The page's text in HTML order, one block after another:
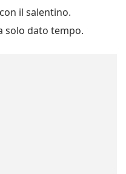
il salentino.
solo dato tempo.